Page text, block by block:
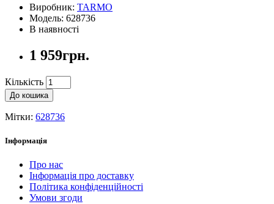
Виробник: TARMO
Модель: 628736
В наявності
1 959грн.
Кількість
До кошика
Мітки: 628736
Інформація
Про нас
Інформація про доставку
Політика конфіденційності
Умови згоди